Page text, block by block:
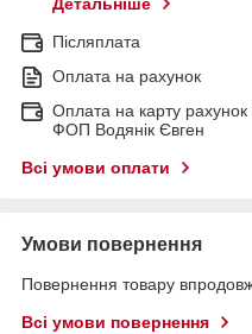
Детальніше
Післяплата
Оплата на рахунок
Оплата на карту
ФОП Водянік Євген
Всі умови оплати
Умови повернення
Повернення товару
Всі умови повернення